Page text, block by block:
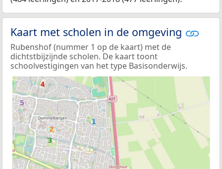
Kaart met scholen in de omgeving
Rubenshof (nummer 1 op de kaart) met de
dichtstbijzijnde scholen. De kaart toont
schoolvestigingen van het type Basisonderwijs.